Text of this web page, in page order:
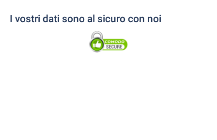
I vostri dati sono al sicuro con noi